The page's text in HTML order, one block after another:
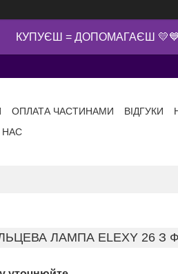
КУПУЄШ = ДОПОМАГАЄШ 💛💙
ОПЛАТА ЧАСТИНАМИ ВІДГУКИ
НАС
ЛАМПА ELEXY 26